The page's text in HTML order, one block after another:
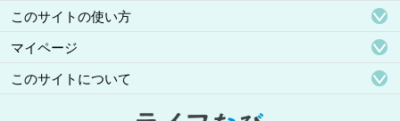
このサイトの使い方
マイページ
このサイトについて